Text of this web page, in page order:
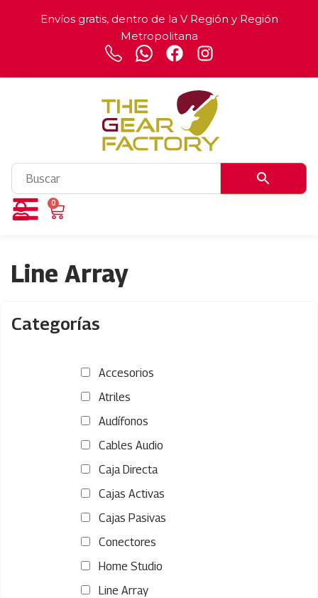
Envíos gratis, dentro de la V Región y Región
Metropolitana
0
Line Array
Categorías
Accesorios
Atriles
Audífonos
Cables Audio
Caja Directa
Cajas Activas
Cajas Pasivas
Conectores
Home Studio
Line Array